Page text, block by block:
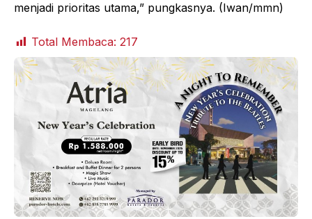
menjadi prioritas utama,” pungkasnya. (Iwan/mmn)
Total Membaca: 217